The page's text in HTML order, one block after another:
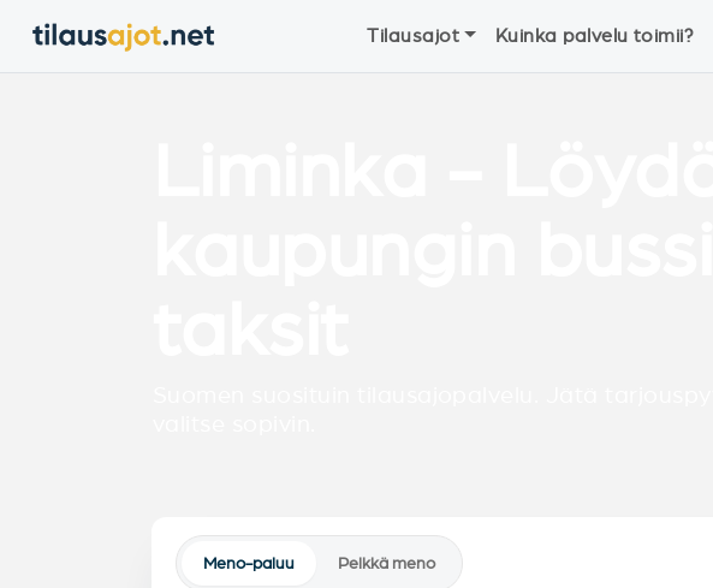
Tilausajot Kuinka palvelu toimii?
Meno-paluu Pelkkä meno